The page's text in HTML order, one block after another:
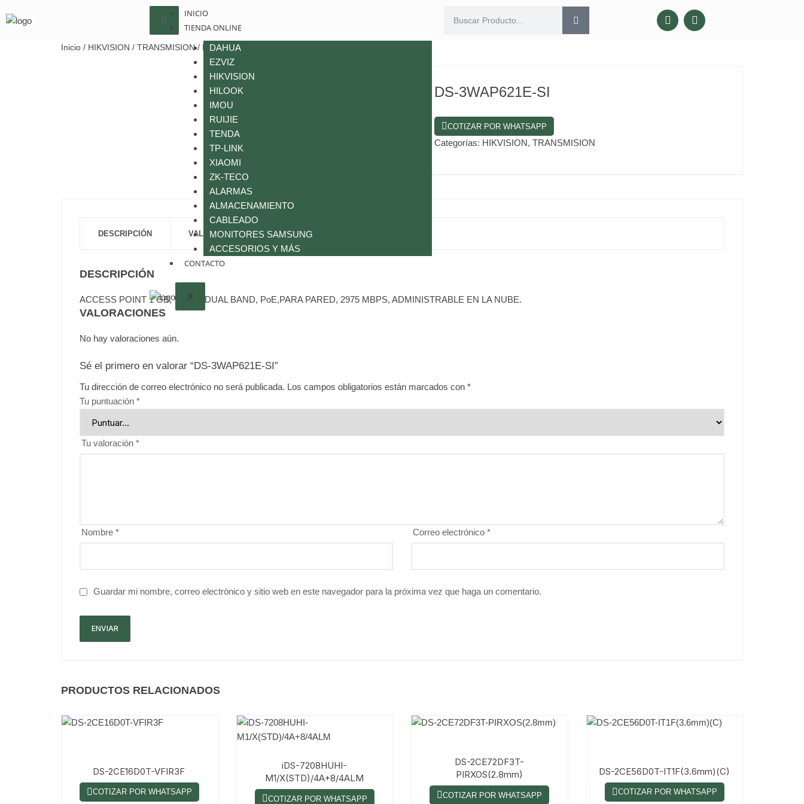
INICIO
TIENDA ONLINE
DAHUA
EZVIZ
HIKVISION
HILOOK
IMOU
RUIJIE
TENDA
TP-LINK
XIAOMI
ZK-TECO
ALARMAS
ALMACENAMIENTO
CABLEADO
MONITORES SAMSUNG
ACCESORIOS Y MÁS
CONTACTO
X
Inicio / HIKVISION / TRANSMISION/ DS-3WAP621E-SI
DS-3WAP621E-SI
COTIZAR POR WHATSAPP
Categorías: HIKVISION, TRANSMISION
DESCRIPCIÓN VALORACIONES (0)
DESCRIPCIÓN
ACCESS POINT 1 GB, WIFI 6, DUAL BAND, PoE,PARA PARED, 2975 MBPS, ADMINISTRABLE EN LA NUBE.
VALORACIONES
No hay valoraciones aún.
Sé el primero en valorar “DS-3WAP621E-SI”
Tu dirección de correo electrónico no será publicada. Los campos obligatorios están marcados con *
Tu puntuación *
Tu valoración *
Nombre * Correo electrónico *
Guardar mi nombre, correo electrónico y sitio web en este navegador para la próxima vez que haga un comentario.
PRODUCTOS RELACIONADOS
DS-2CE16D0T-VFIR3F
COTIZAR POR WHATSAPP
iDS-7208HUHI-
M1/X(STD)/4A+8/4ALM
COTIZAR POR WHATSAPP
DS-2CE72DF3T-
PIRXOS(2.8mm)
COTIZAR POR WHATSAPP
DS-2CE56D0T-IT1F(3.6mm)(C)
COTIZAR POR WHATSAPP